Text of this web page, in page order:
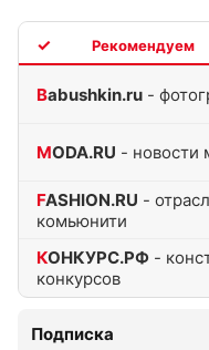
Babushkin.ru -
MODA.RU - новости
FASHION.RU -
комьюнити
КОНКУРС.РФ -
конкурсов
Подписка